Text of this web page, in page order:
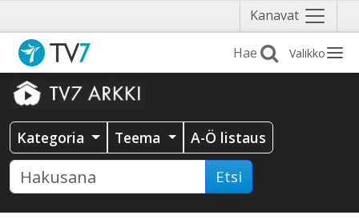
Kanavat Näytä
valikko
Valikko
Kategoria Teema A-Ö listaus
Etsi